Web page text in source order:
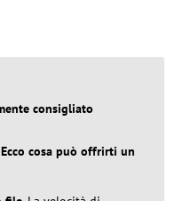
consigliato
cosa può offrirti un